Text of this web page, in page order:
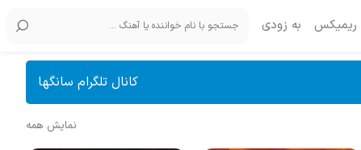
ریمیکس به زودی
کانال تلگرام سانگها
نمایش همه